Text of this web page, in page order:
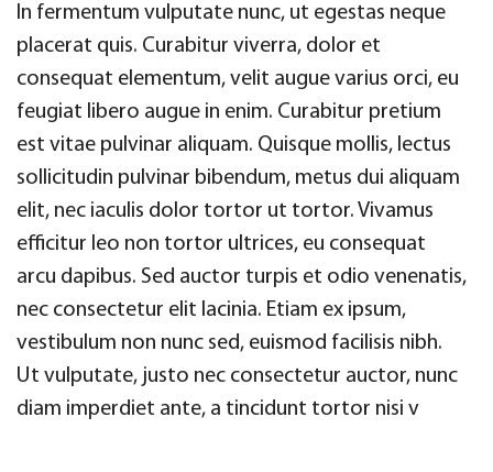
In fermentum vulputate nunc, ut egestas neque
placerat quis. Curabitur viverra, dolor et
consequat elementum, velit augue varius orci, eu
feugiat libero augue in enim. Curabitur pretium
est vitae pulvinar aliquam. Quisque mollis, lectus
sollicitudin pulvinar bibendum, metus dui aliquam
elit, nec iaculis dolor tortor ut tortor. Vivamus
efficitur leo non tortor ultrices, eu consequat
arcu dapibus. Sed auctor turpis et odio venenatis,
nec consectetur elit lacinia. Etiam ex ipsum,
vestibulum non nunc sed, euismod facilisis nibh.
Ut vulputate, justo nec consectetur auctor, nunc
diam imperdiet ante, a tincidunt tortor nisi v